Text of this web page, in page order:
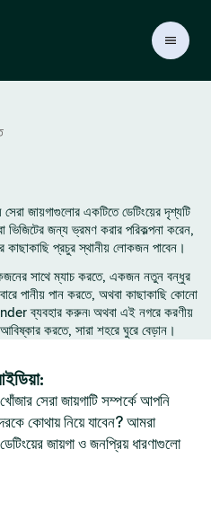
জায়গাগুলোর একটিতে ডেটিংয়ের দৃশ্যটি
জন্য ভ্রমণ করার পরিকল্পনা করেন,
প্রচুর স্থানীয় লোকজন পাবেন।
সাথে ম্যাচ করতে, একজন নতুন বন্ধুর
পানীয় পান করতে, অথবা কাছাকাছি কোনো
ব্যবহার করুন৷ অথবা এই নগরে করণীয়
করতে, সারা শহরে ঘুরে বেড়ান।
সেরা জায়গাটি সম্পর্কে আপনি
কোথায় নিয়ে যাবেন? আমরা
জায়গা ও জনপ্রিয় ধারণাগুলো